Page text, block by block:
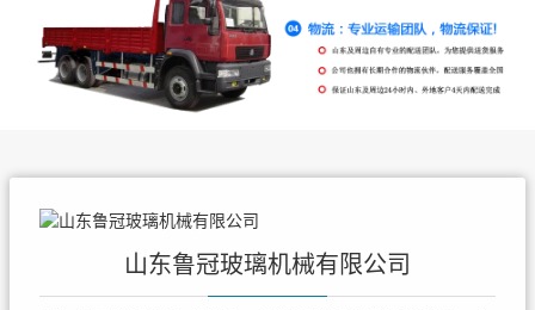
山东鲁冠玻璃机械有限公司